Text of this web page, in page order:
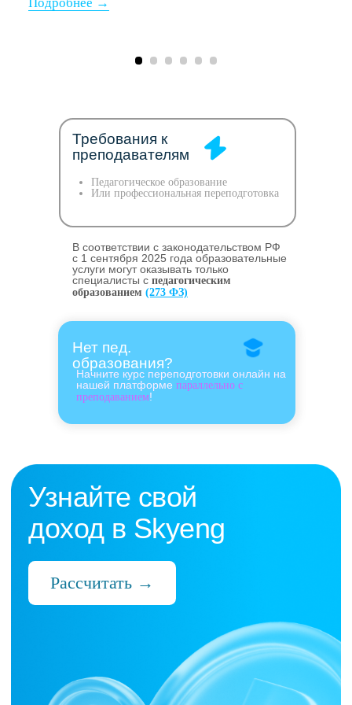
Педагогическое образование
Или профессиональная переподготовка
В соответствии с законодательством РФ
c 1 сентября 2025 года образовательные
услуги могут оказывать только
специалисты с педагогическим
образованием (273 ФЗ)
Начните курс переподготовки онлайн на
нашей платформе параллельно с
преподаванием!
Требования к
преподавателям
Нет пед.
образования?
Нас выбрали 10 000+
которые ценят:
Время
Готовые планы и материалы, онлайн-
платформа с автопроверкой заданий,
поддержка 24/7 и никакой бюрократии
Деньги
без штрафов и переработок, скрытых
условий и неприятных сюрпризов
Уважение к преподавателю и его